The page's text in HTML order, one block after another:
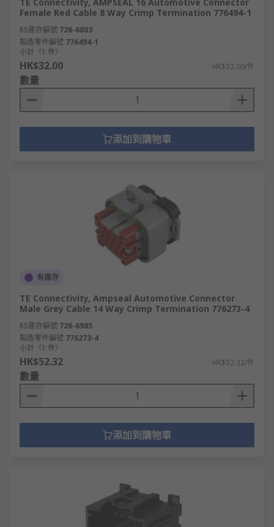
Female Red Cable 8 Way Crimp Termination 776494-1
RS庫存編號 726-6803
製造零件編號 776494-1
小計（1 件）
HK$32.00 HK$32.00/件
數量
添加到購物車
有庫存
TE Connectivity, Ampseal Automotive Connector
Male Grey Cable 14 Way Crimp Termination 776273-4
RS庫存編號 726-6985
製造零件編號 776273-4
小計（1 件）
HK$52.32 HK$52.32/件
數量
添加到購物車